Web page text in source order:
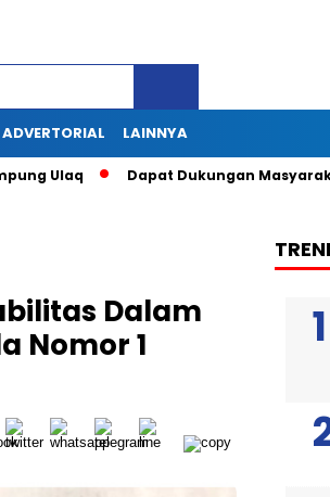
ADVERTORIAL LAINNYA
Dapat Dukungan Masyarakat,
Dalam
Nomor 1